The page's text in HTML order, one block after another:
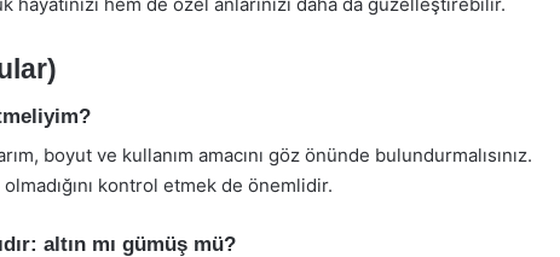
boyut ve kullanım amacını göz önünde bulundurmalısınız.
kontrol etmek de önemlidir.
altın mı gümüş mü?